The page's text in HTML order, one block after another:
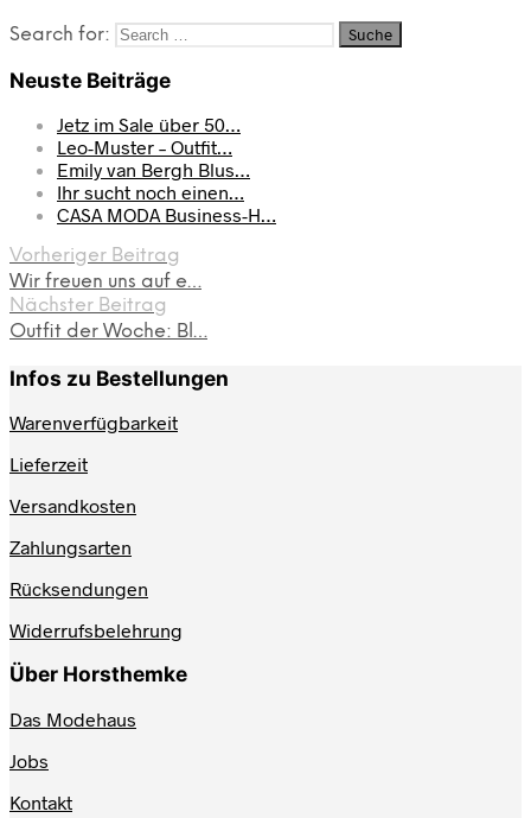
Search for:
Neuste Beiträge
Jetz im Sale über 50…
Leo-Muster – Outfit…
Emily van Bergh Blus…
Ihr sucht noch einen…
CASA MODA Business-H…
Vorheriger Beitrag
Wir freuen uns auf e…
Nächster Beitrag
Outfit der Woche: Bl…
Infos zu Bestellungen
Warenverfügbarkeit
Lieferzeit
Versandkosten
Zahlungsarten
Rücksendungen
Widerrufsbelehrung
Über Horsthemke
Das Modehaus
Jobs
Kontakt